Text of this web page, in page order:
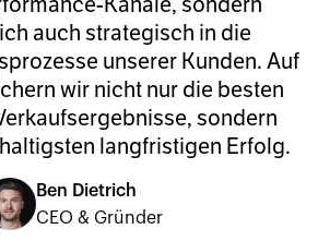
auch strategisch in die
unserer Kunden. Auf
wir nicht nur die besten
sondern
langfristigen Erfolg.
Ben Dietrich
CEO & Gründer